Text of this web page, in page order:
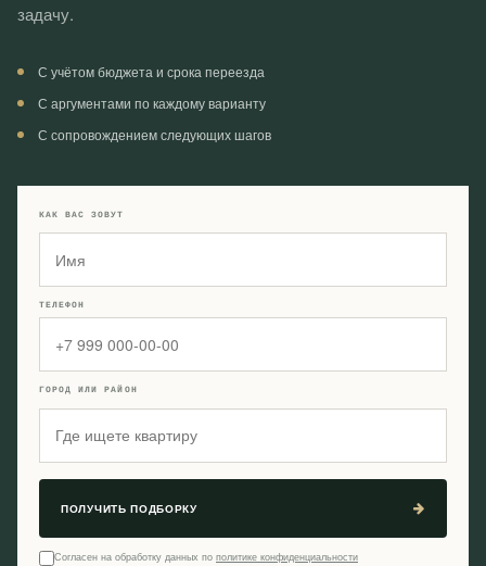
задачу.
С учётом бюджета и срока переезда
С аргументами по каждому варианту
С сопровождением следующих шагов
КАК ВАС ЗОВУТ
ТЕЛЕФОН
ГОРОД ИЛИ РАЙОН
ПОЛУЧИТЬ ПОДБОРКУ
Согласен на обработку данных по политике конфиденциальности